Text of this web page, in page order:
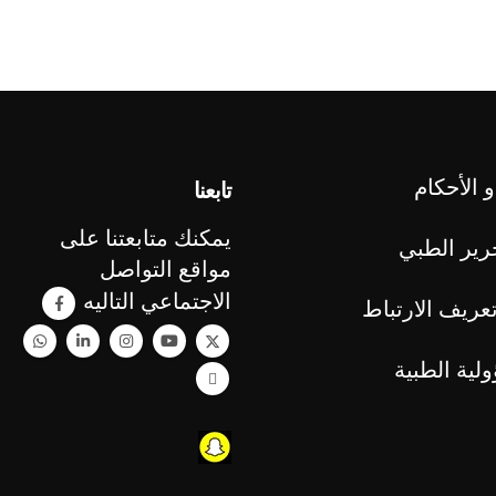
الطبي
الارتباط
الطبية
تابعنا
يمكنك متابعتنا على
مواقع التواصل
الاجتماعي التاليه